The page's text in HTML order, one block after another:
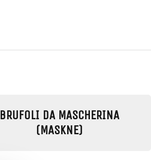
BRUFOLI DA MASCHERINA
(MASKNE)